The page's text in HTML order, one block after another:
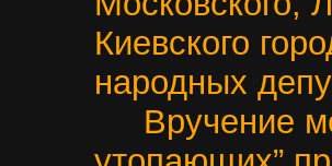
Киевского
народных
Вручение